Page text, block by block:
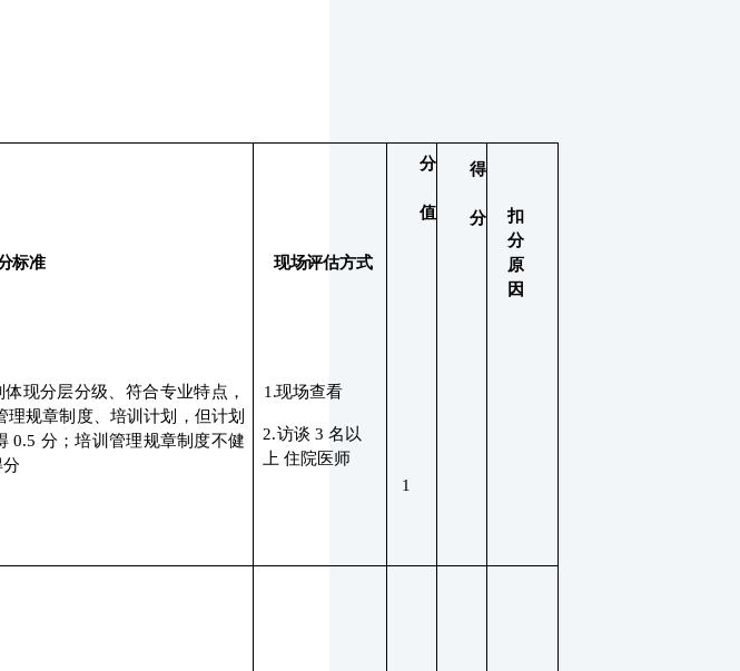
标准 现场评估方式
分
值
得
分
扣
分
原
因
现分层分级、符合专业特点，
理规章制度、培训计划，但计划
0.5 分；培训管理规章制度不健
分
1.现场查看
2.访谈 3 名以
上 住院医师
1